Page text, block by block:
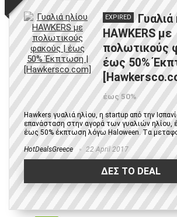
EXPIRED
Γυαλιά
HAWKERS με
πολωτικούς
έως 50%
έως 50%
Hawkers γυαλιά ηλίου, η startup από την
επανάσταση στην αγορά των γυαλιών ηλίου,
έως 50% έκπτωση λόγω Haloween. Tα
HotDealsGreece 22 April 2017
ΔΕΣ ΤΟ DEAL